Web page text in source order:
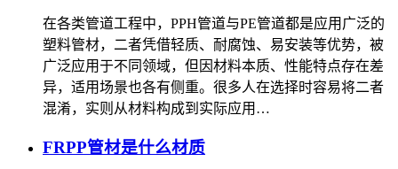
在各类管道工程中，PPH管道与PE管道都是应用广泛的
塑料管材，二者凭借轻质、耐腐蚀、易安装等优势，被
广泛应用于不同领域，但因材料本质、性能特点存在差
异，适用场景也各有侧重。很多人在选择时容易将二者
混淆，实则从材料构成到实际应用…
FRPP管材是什么材质